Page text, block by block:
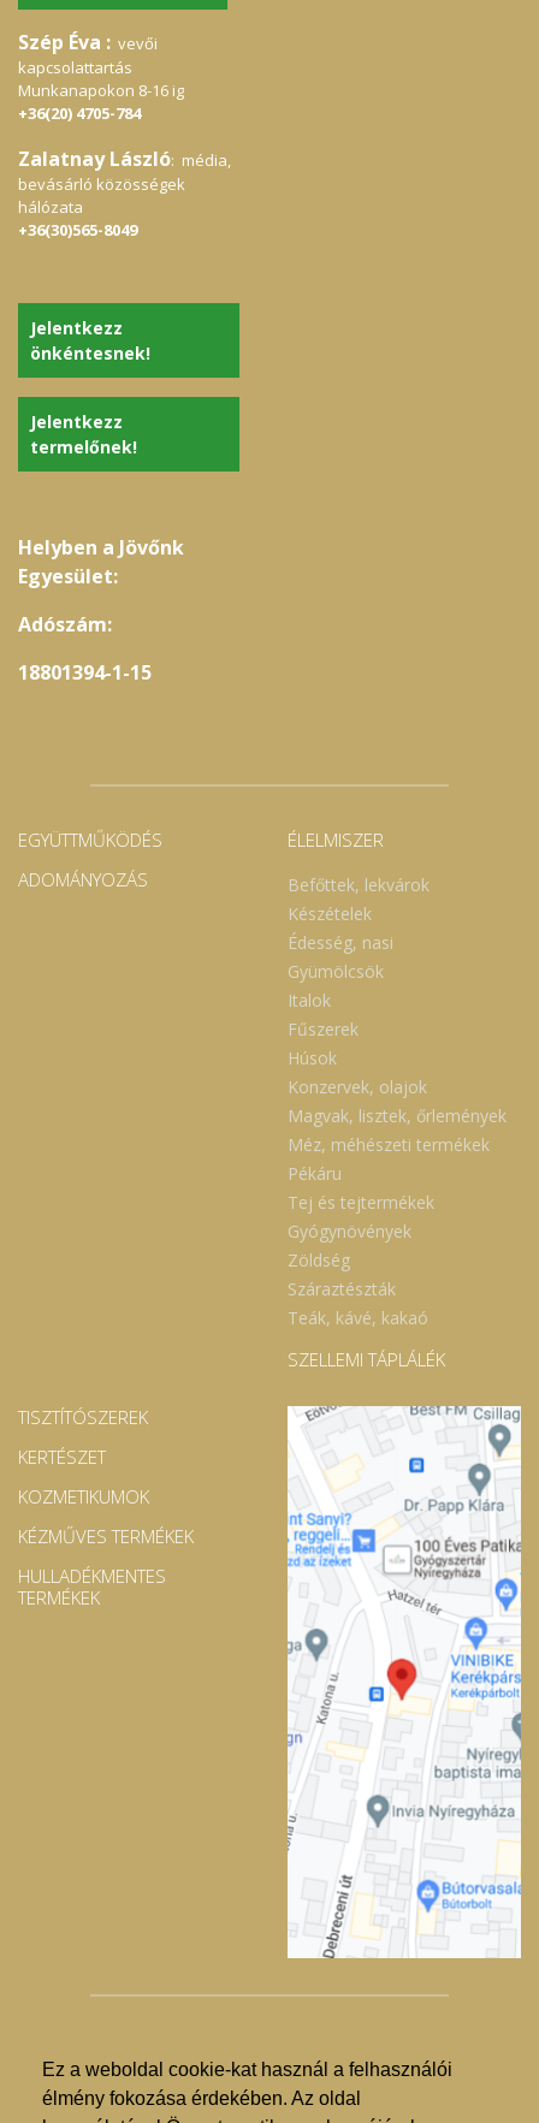
Ez a weboldal cookie-kat használ a felhasználói
élmény fokozása érdekében. Az oldal
Szép Éva : vevői
kapcsolattartás
Munkanapokon 8-16 ig
+36(20) 4705-784
Zalatnay László: média,
bevásárló közösségek
hálózata
+36(30)565-8049
Jelentkezz
önkéntesnek!
Jelentkezz
termelőnek!
Helyben a Jövőnk
Egyesület:
Adószám:
18801394-1-15
EGYÜTTMŰKÖDÉS
ADOMÁNYOZÁS
ÉLELMISZER
Befőttek, lekvárok
Készételek
Édesség, nasi
Gyümölcsök
Italok
Fűszerek
Húsok
Konzervek, olajok
Magvak, lisztek, őrlemények
Méz, méhészeti termékek
Pékáru
Tej és tejtermékek
Gyógynövények
Zöldség
Száraztészták
Teák, kávé, kakaó
SZELLEMI TÁPLÁLÉK
TISZTÍTÓSZEREK
KERTÉSZET
KOZMETIKUMOK
KÉZMŰVES TERMÉKEK
HULLADÉKMENTES
TERMÉKEK
© Nyíregyházi Kosár Közösség 2019.